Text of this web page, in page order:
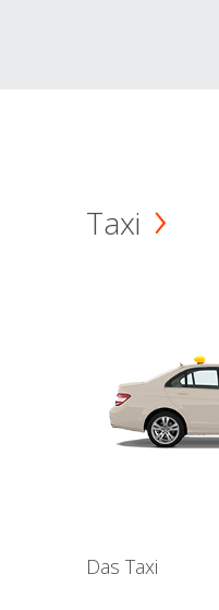
Taxi
Das Taxi